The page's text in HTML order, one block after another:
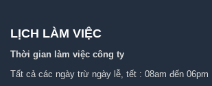
LỊCH LÀM VIỆC
Thời gian làm việc công ty
Tất cả các ngày trừ ngày lễ, tết : 08am đến 06pm